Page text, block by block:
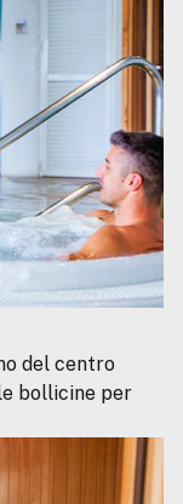
del centro
bollicine per